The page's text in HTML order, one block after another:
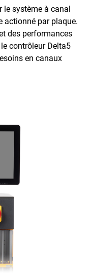
le système à canal
actionné par plaque.
des performances
contrôleur Delta5
en canaux